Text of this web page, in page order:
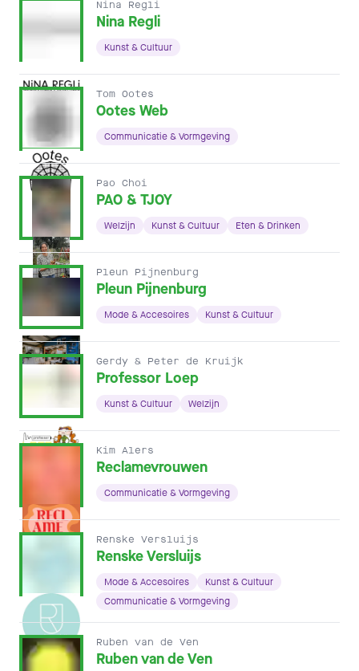
Nina Regli
Nina Regli
Kunst & Cultuur
Tom Ootes
Ootes Web
Communicatie & Vormgeving
Pao Choi
PAO & TJOY
Welzijn Kunst & Cultuur Eten & Drinken
Pleun Pijnenburg
Pleun Pijnenburg
Mode & Accesoires Kunst & Cultuur
Gerdy & Peter de Kruijk
Professor Loep
Kunst & Cultuur Welzijn
Kim Alers
Reclamevrouwen
Communicatie & Vormgeving
Renske Versluijs
Renske Versluijs
Mode & Accesoires
Kunst & Cultuur
Communicatie & Vormgeving
Ruben van de Ven
Ruben van de Ven